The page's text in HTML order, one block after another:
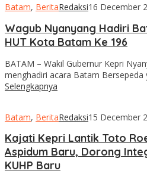
Batam, BeritaRedaksi16 December
Wagub Nyanyang Hadiri
HUT Kota Batam Ke 196
BATAM – Wakil Gubernur Kepri
menghadiri acara Batam Bersepeda
Selengkapnya
Batam, BeritaRedaksi15 December
Kajati Kepri Lantik Toto
Aspidum Baru, Dorong
KUHP Baru